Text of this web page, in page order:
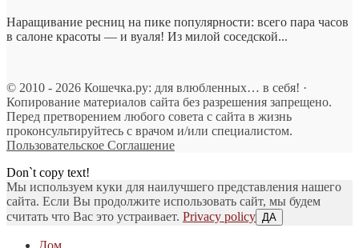
Наращивание ресниц на пике популярности: всего пара часов
в салоне красоты — и вуаля! Из милой соседской...
© 2010 - 2026 Кошечка.ру: для влюбленных… в себя! ·
Копирование материалов сайта без разрешения запрещено.
Перед претворением любого совета с сайта в жизнь
проконсультируйтесь с врачом и/или специалистом.
Пользовательское Соглашение
Don`t copy text!
Мы используем куки для наилучшего представления нашего
сайта. Если Вы продолжите использовать сайт, мы будем
считать что Вас это устраивает. Privacy policy ДА